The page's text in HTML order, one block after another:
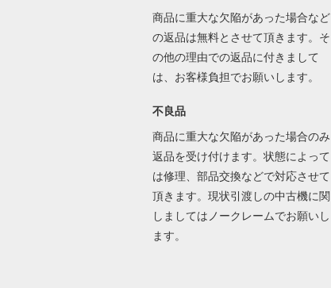
商品に重大な欠陥があった場合など
の返品は無料とさせて頂きます。そ
の他の理由での返品に付きまして
は、お客様負担でお願いします。
不良品
商品に重大な欠陥があった場合のみ
返品を受け付けます。状態によって
は修理、部品交換などで対応させて
頂きます。現状引渡しの中古機に関
しましてはノークレームでお願いし
ます。